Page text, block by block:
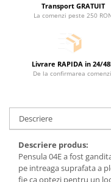
Transport GRATUIT
La comenzi peste 250
Livrare RAPIDA in 24/
De la confirmarea
Descriere
Descriere produs:
Pensula 04E a fost
pe intreaga suprafata a
fie ca optezi pentru un